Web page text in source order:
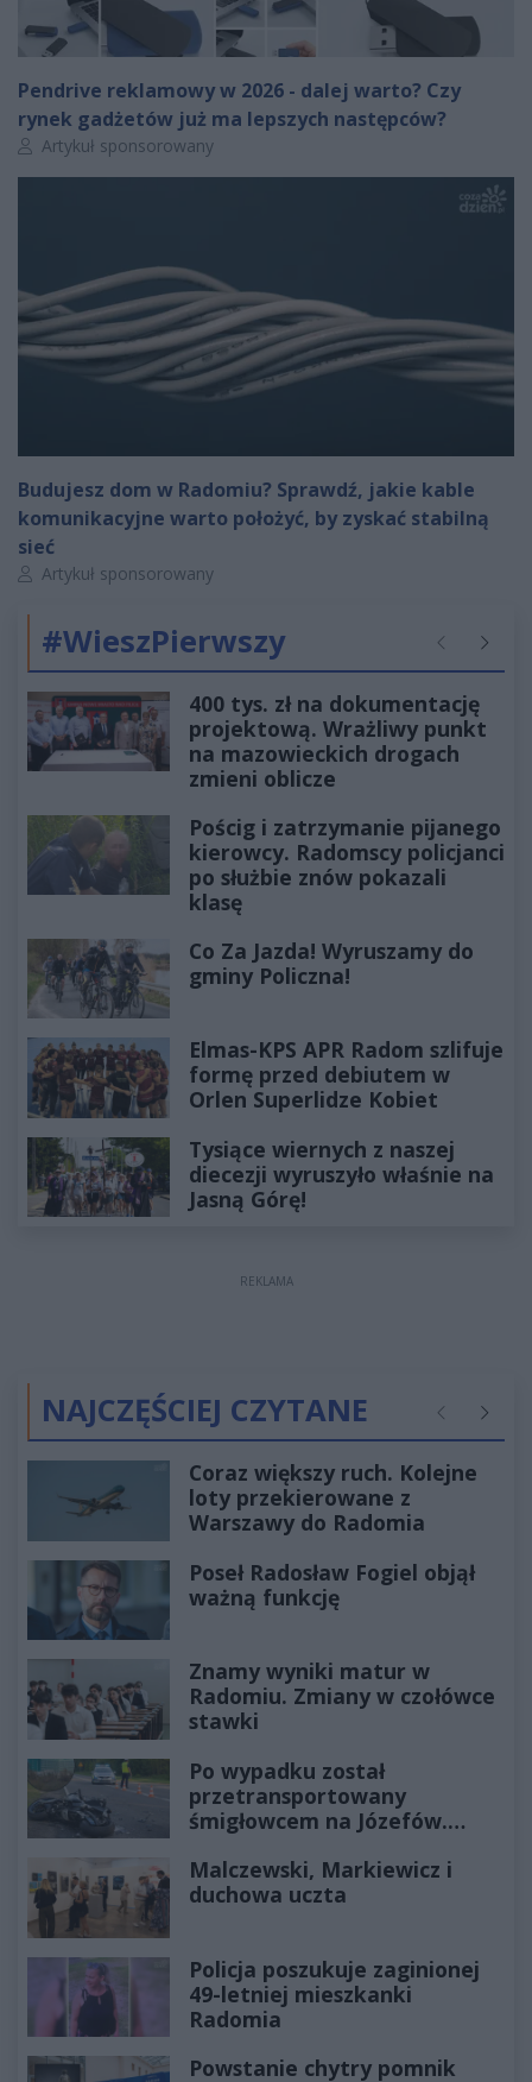
Pendrive reklamowy w 2026 - dalej warto? Czy
rynek gadżetów już ma lepszych następców?
Autor artykułu:
Artykuł sponsorowany
Budujesz dom w Radomiu? Sprawdź, jakie kable
komunikacyjne warto położyć, by zyskać stabilną
sieć
Autor artykułu:
Artykuł sponsorowany
#WieszPierwszy Poprzednie
400 tys. zł na dokumentację
projektową. Wrażliwy punkt
na mazowieckich drogach
zmieni oblicze
Pościg i zatrzymanie pijanego
kierowcy. Radomscy policjanci
po służbie znów pokazali
klasę
Co Za Jazda! Wyruszamy do
gminy Policzna!
Elmas-KPS APR Radom szlifuje
formę przed debiutem w
Orlen Superlidze Kobiet
Tysiące wiernych z naszej
diecezji wyruszyło właśnie na
Jasną Górę!
REKLAMA
NAJCZĘŚCIEJ CZYTANE Poprzednie
Coraz większy ruch. Kolejne
loty przekierowane z
Warszawy do Radomia
Poseł Radosław Fogiel objął
ważną funkcję
Znamy wyniki matur w
Radomiu. Zmiany w czołówce
stawki
Po wypadku został
przetransportowany
śmigłowcem na Józefów.
Malczewski, Markiewicz i
duchowa uczta
Policja poszukuje zaginionej
49-letniej mieszkanki
Radomia
Powstanie chytry pomnik